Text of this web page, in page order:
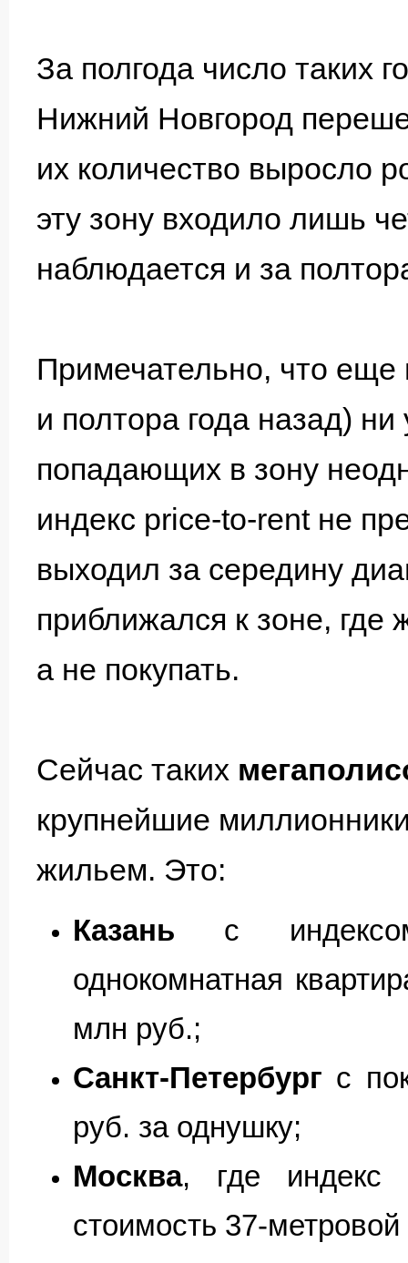
За полгода число таких
Нижний Новгород
их количество выросло
эту зону входило лишь
наблюдается и за
Примечательно, что еще
и полтора года назад) ни
попадающих в зону
индекс price-to-rent не
выходил за середину
приближался к зоне, где
а не покупать.
Сейчас таких
крупнейшие
жильем. Это:
Казань с
однокомнатная
млн руб.;
Санкт-Петербург с
руб. за однушку;
Москва, где индекс
стоимость 37-